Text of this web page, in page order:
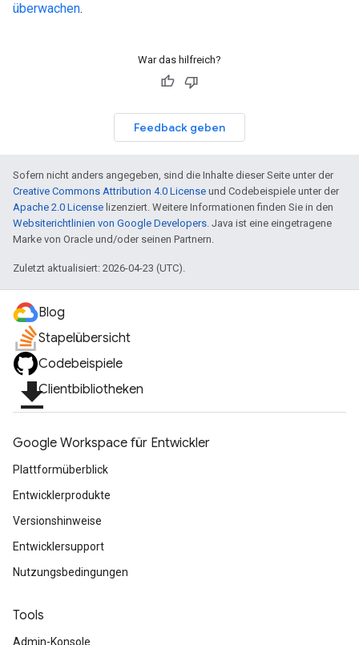
überwachen.
War das hilfreich?
Feedback geben
Sofern nicht anders angegeben, sind die Inhalte dieser Seite unter der
Creative Commons Attribution 4.0 License und Codebeispiele unter der
Apache 2.0 License lizenziert. Weitere Informationen finden Sie in den
Websiterichtlinien von Google Developers. Java ist eine eingetragene
Marke von Oracle und/oder seinen Partnern.
Zuletzt aktualisiert: 2026-04-23 (UTC).
Blog
Stapelübersicht
Codebeispiele
file_downloadClientbibliotheken
Google Workspace für Entwickler
Plattformüberblick
Entwicklerprodukte
Versionshinweise
Entwicklersupport
Nutzungsbedingungen
Tools
Admin-Konsole